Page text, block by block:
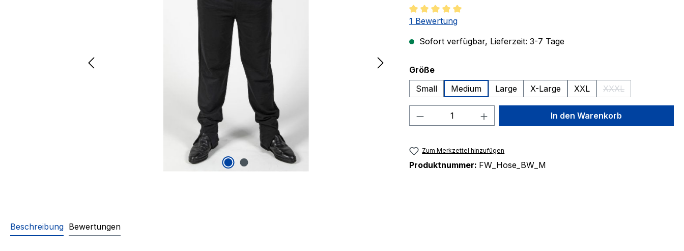
Durchschnittliche Bewertung von 5 von 5 Sternen
1 Bewertung
Sofort verfügbar, Lieferzeit: 3-7 Tage
Größeauswählen
Small
Medium Large X-Large XXL XXXL
(Diese Option ist
Produkt Anzahl: Gib den gewünschten Wert
In den Warenkorb
Zum Merkzettel hinzufügen
Produktnummer: FW_Hose_BW_M
Beschreibung Bewertungen